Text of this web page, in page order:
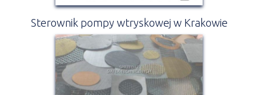
Sterownik pompy wtryskowej w Krakowie